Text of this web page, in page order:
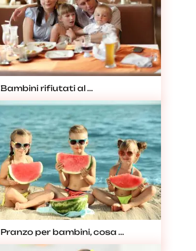
Bambini rifiutati al ...
Pranzo per bambini, cosa ...